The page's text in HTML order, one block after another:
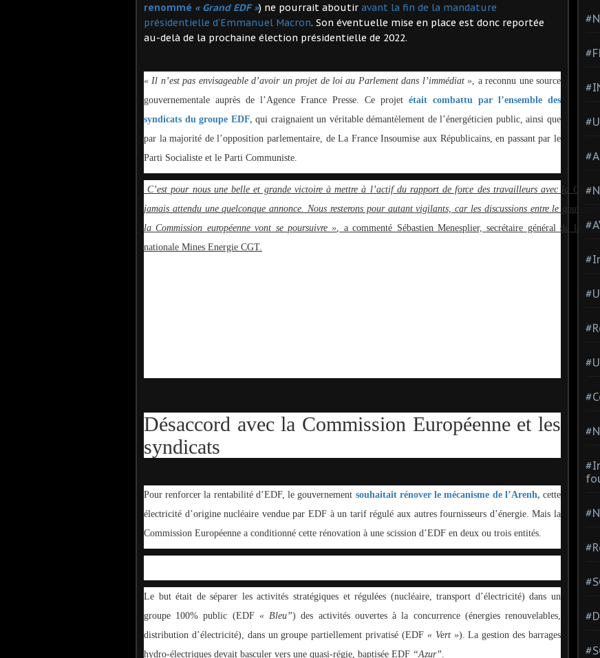
renommé « Grand EDF ») ne pourrait aboutir avant la fin de la mandature
présidentielle d’Emmanuel Macron. Son éventuelle mise en place est donc reportée
au-delà de la prochaine élection présidentielle de 2022.
« Il n’est pas envisageable d’avoir un projet de loi au Parlement dans l’immédiat » , a reconnu une source
gouvernementale auprès de l’Agence France Presse. Ce projet était combattu par l’ensemble des
syndicats du groupe EDF, qui craignaient un véritable démantèlement de l’énergéticien public, ainsi que
par la majorité de l’opposition parlementaire, de La France Insoumise aux Républicains, en passant par le
Parti Socialiste et le Parti Communiste.
C’est pour nous une belle et grande victoire à mettre à l’actif du rapport de force des travailleurs avec la CGT,
jamais attendu une quelconque annonce. Nous resterons pour autant vigilants, car les discussions entre le
la Commission européenne vont se poursuivre » , a commenté Sébastien Menesplier, secrétaire général de la
nationale Mines Energie CGT.
Désaccord avec la Commission Européenne et les
syndicats
Pour renforcer la rentabilité d’EDF, le gouvernement souhaitait rénover le mécanisme de l’Arenh, cette
électricité d’origine nucléaire vendue par EDF à un tarif régulé aux autres fournisseurs d’énergie. Mais la
Commission Européenne a conditionné cette rénovation à une scission d’EDF en deux ou trois entités.
Le but était de séparer les activités stratégiques et régulées (nucléaire, transport d’électricité) dans un
groupe 100% public (EDF « Bleu”) des activités ouvertes à la concurrence (énergies renouvelables,
distribution d’électricité), dans un groupe partiellement privatisé (EDF « Vert »). La gestion des barrages
hydro-électriques devait basculer vers une quasi-régie, baptisée EDF “Azur”